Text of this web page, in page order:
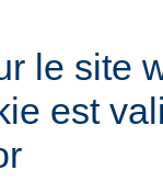
le site
est